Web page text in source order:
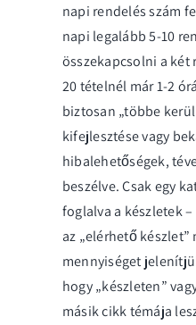
napi rendelés szám
napi legalább 5-10
összekapcsolni a két
20 tételnél már 1-2
biztosan „többe
kifejlesztése vagy
hibalehetőségek,
beszélve. Csak egy
foglalva a készletek
az „elérhető
mennyiséget
hogy „készleten”
másik cikk témája